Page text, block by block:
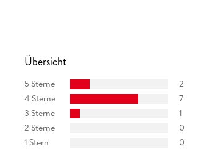
Übersicht
5 Sterne
2
4 Sterne
7
3 Sterne
1
2 Sterne
0
1 Stern
0